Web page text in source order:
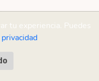
tu experiencia. Puedes